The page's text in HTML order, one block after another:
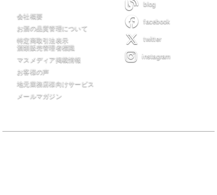
会社概要
お酒の品質管理について
特定商取引法表示
酒類販売管理者標識
マスメディア掲載情報
お客様の声
地元業務店様向けサービス
メールマガジン
blog
facebook
twitter
instagram